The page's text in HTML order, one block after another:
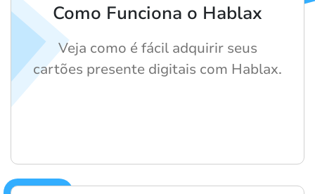
Como Funciona o Hablax
Veja como é fácil adquirir seus
cartões presente digitais com Hablax.